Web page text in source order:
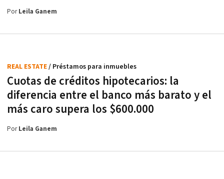
PorLeila Ganem
Cuotas de créditos hipotecarios: la
diferencia entre el banco más barato y el
más caro supera los $600.000
REAL ESTATE/ Préstamos para inmuebles
PorLeila Ganem